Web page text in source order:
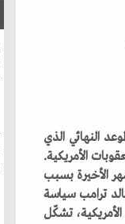
‬حددته‭ ‬واشنطن‭ ‬في‭ ‬الخامس‭ ‬من‭ ‬يونيو‭ ‬لقطع‭ ‬علاقاتها‭ ‬مع‭ ‬التكتل‭ ‬الاقتصادي‭ ‬العسكري‭ ‬‮«‬غايسا‮»‬‭ ‬الخاضع‭ ‬للعقوبات‭ ‬الأمريكية‭.